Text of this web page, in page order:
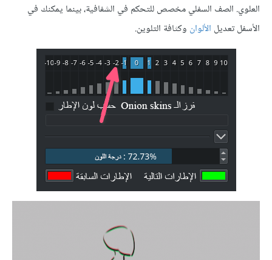
العلوي. الصف السفلي مخصص للتحكم في الشفافية، بينما يمكنك في
الأسفل تعديل الألوان وكثافة التلوين.